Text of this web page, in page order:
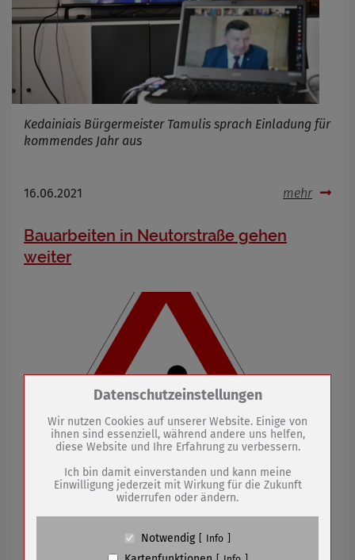
Kedainiais Bürgermeister Tamulis sprach Einladung für
kommendes Jahr aus
16.06.2021 mehr
Bauarbeiten in Neutorstraße gehen
weiter
Nach Abwasserkanal folgt Trinkwasserleitung
Zum Betrieb der Seite notwendige Cookies /
Name
PHP Session Cookie
Anbieter
Eigentümer dieser Website (Wenko-
Wenselaar GmbH & Co. KG)
Absicherung Kontaktformular / SPAM
Datenschutzeinstellungen
Wir nutzen Cookies auf unserer Website. Einige von
ihnen sind essenziell, während andere uns helfen,
diese Website und Ihre Erfahrung zu verbessern.
Ich bin damit einverstanden und kann meine
Einwilligung jederzeit mit Wirkung für die Zukunft
widerrufen oder ändern.
Notwendig Info